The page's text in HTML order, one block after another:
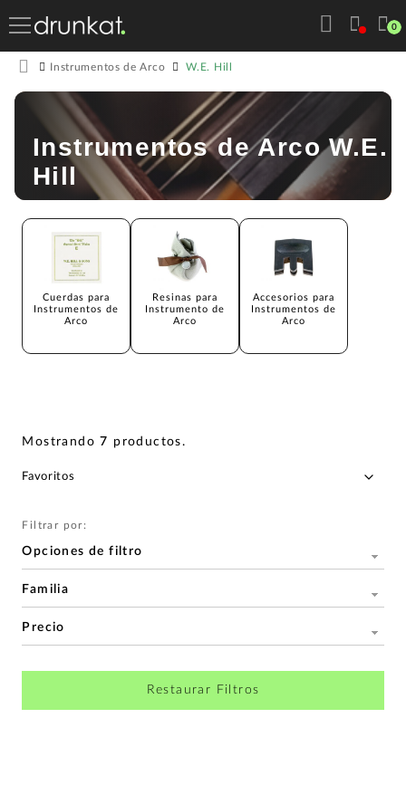
0
Instrumentos de Arco W.E. Hill
Instrumentos de Arco W.E.
Hill
Cuerdas para
Instrumentos de
Arco
Resinas para
Instrumento de
Arco
Accesorios para
Instrumentos de
Arco
Mostrando 7 productos.
Filtrar por:
Opciones de filtro
Familia
Precio
Restaurar Filtros